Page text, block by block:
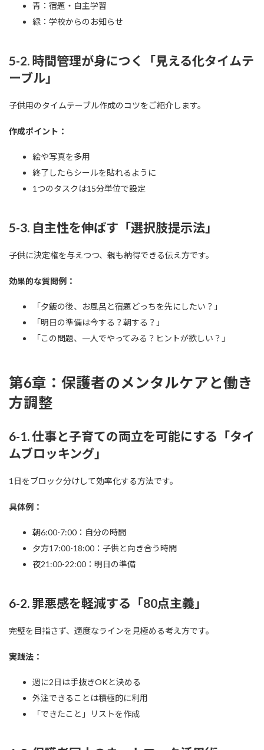
青：宿題・自主学習
緑：学校からのお知らせ
5-2. 時間管理が身につく「見える化タイムテ
ーブル」
子供用のタイムテーブル作成のコツをご紹介します。
作成ポイント：
絵や写真を多用
終了したらシールを貼れるように
1つのタスクは15分単位で設定
5-3. 自主性を伸ばす「選択肢提示法」
子供に決定権を与えつつ、親も納得できる伝え方です。
効果的な質問例：
「夕飯の後、お風呂と宿題どっちを先にしたい？」
「明日の準備は今する？朝する？」
「この問題、一人でやってみる？ヒントが欲しい？」
第6章：保護者のメンタルケアと働き
方調整
6-1. 仕事と子育ての両立を可能にする「タイ
ムブロッキング」
1日をブロック分けして効率化する方法です。
具体例：
朝6:00-7:00：自分の時間
夕方17:00-18:00：子供と向き合う時間
夜21:00-22:00：明日の準備
6-2. 罪悪感を軽減する「80点主義」
完璧を目指さず、適度なラインを見極める考え方です。
実践法：
週に2日は手抜きOKと決める
外注できることは積極的に利用
「できたこと」リストを作成